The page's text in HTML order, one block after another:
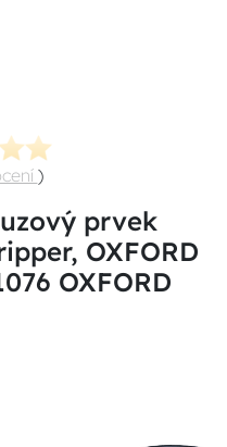
)
prvek
OXFORD
OXFORD